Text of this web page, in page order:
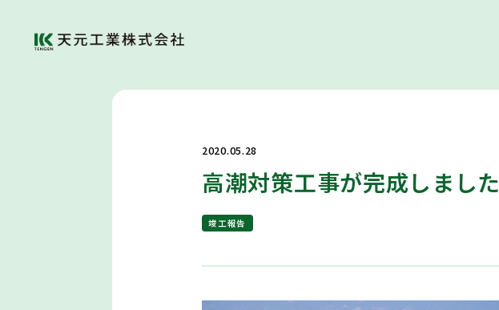
2020.05.28
高潮対策工事が完成しました
竣工報告